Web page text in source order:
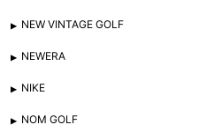
NEW VINTAGE GOLF
NEWERA
NIKE
NOM GOLF